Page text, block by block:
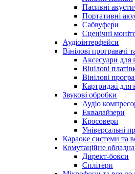
Пасивні
Портативні
Сабвуфери
Сценічні
Аудіоінтерфейси
Вінілові програвачі
Аксесуари для
Вінілові
Вінілові
Картриджі для
Звукові обробки
Аудіо
Еквалайзери
Кросовери
Універсальні
Караоке системи та
Комутаційне
Директ-бокси
Сплітери